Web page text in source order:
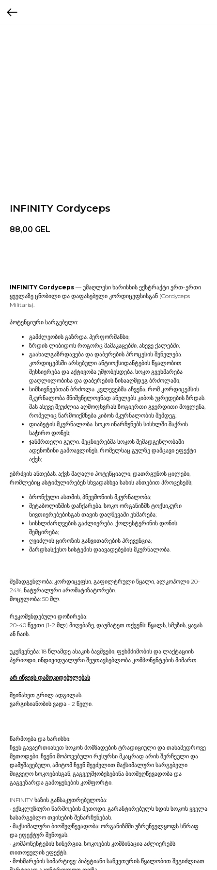
INFINITY Cordyceps
88,00 GEL
INFINITY Cordyceps — უმაღლესი ხარისხის ექსტრაქტი ერთ-ერთი
ყველაზე ცნობილი და დაფასებული კორდიცეფსისგან (Cordyceps
Militaris).
პოტენციური სარგებელი:
გამძლეობის გაზრდა. პერფორმანსი;
ზრდის ლიბიდოს როგორც მამაკაცებში, ასევე ქალებში;
გაახალგაზრდავება და დაბერების პროცესის შენელება.
კორდიცეპსში არსებული ანტიოქსიდანტების წყალობით
მეხსიერება და აქტივობა უმჯობესდება. სოკო გვეხმარება
დაღლილობისა და დაბერების წინააღმდეგ ბრძოლაში;
სიმსივნეებთან ბრძოლა. კვლევებმა აჩვენა, რომ კორდიცეპსის
მკურნალობა მნიშვნელოვნად ანელებს კიბოს უჯრედების ზრდას.
მას ასევე შეუძლია აღმოფხვრას ზოგიერთი გვერდითი მოვლენა,
რომელიც წარმოიქმნება კიბოს მკურნალობის შემდეგ;
დიაბეტის მკურნალობა. სოკო ინარჩუნებს სისხლში შაქრის
საჭირო დონეს;
ჯანმრთელი გული. მეცნიერებმა სოკოს შემადგენლობაში
ადენოზინი გამოავლინეს, რომელსაც გულზე დამცავი ეფექტი
აქვს;
ებრძვის ანთებას. აქვს მაღალი პოტენციალი, დათრგუნოს ცილები,
რომლებიც ასტიმულირებენ სხვადასხვა სახის ანთებით პროცესებს;
ბრონქული ასთმის, პნევმონიის მკურნალობა;
მეტაბოლიზმის დაჩქარება. სოკო ორგანიზმს ტოქსიკური
ნივთიერებებისგან თავის დაღწევაში ეხმარება;
სისხლძარღვების გაძლიერება. ქოლესტერინის დონის
შემცირება;
ღვიძლის ციროზის განვითარების პრევენცია;
შარდსასქესო სისტემის დაავადებების მკურნალობა.
შემადგენლობა: კორდიცეფსი, გაფილტრული წყალი, ალკოჰოლი 20-
24%, ნატურალური არომატიზატორები.
მოცულობა: 50 მლ.
რეკომენდებული დოზირება:
20-40 წვეთი (1-2 მლ) მიღებაზე, დაუმატეთ თქვენს: წყალს, სმუზის, ყავას
ან ჩაის.
უკუჩვენება: 18 წლამდე ასაკის ბავშვები, ფეხმძიმობის და ლაქტაციის
პერიოდი, ინდივიდუალური შეუთავსებლობა კომპონენტების მიმართ.
არ იწვევს დამოკიდებულებას
შეინახეთ გრილ ადგილას.
ვარგისიანობის ვადა - 2 წელი.
წარმოება და ხარისხი:
ჩვენ გავაერთიანეთ სოკოს მომზადების ტრადიციული და თანამედროვე
მეთოდები. ჩვენი მოპოვებული რესურსი მკაცრად არის შერჩეული და
დამუშავებული, ამიტომ ჩვენ შევძელით მაქსიმალური სარგებელი
მიგვეღო სოკოებისგან, გაგვეუმჯობესებინა ბიოშეღწევადობა და
გაგვეზარდა გამოყენების კომფორტი.
INFINITY ხაზის განსაკუთრებულობა:
• ექსკლუზიური წარმოების მეთოდი: გარანტირებულს ხდის სოკოს ყველა
სასარგებლო თვისების შენარჩუნებას.
• მაქსიმალური ბიოშეღწევადობა: ორგანიზმში უზრუნველყოფს სწრაფ
და ეფექტურ შეწოვას.
• კომპონენტების სინერგია: სოკოების კომბინაცია აძლიერებს
თითოეულის ეფექტს.
• მოხმარების სიმარტივე: პიპეტიანი საწვეთურის წყალობით შეგიძლიათ